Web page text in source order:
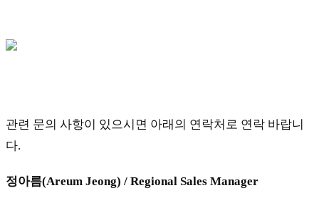
관련 문의 사항이 있으시면 아래의 연락처로 연락 바랍니
다.
정아름(Areum Jeong) / Regional Sales Manager